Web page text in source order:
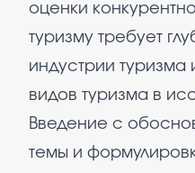
оценки
туризму требует
индустрии туризма
видов туризма в
Введение с
темы и